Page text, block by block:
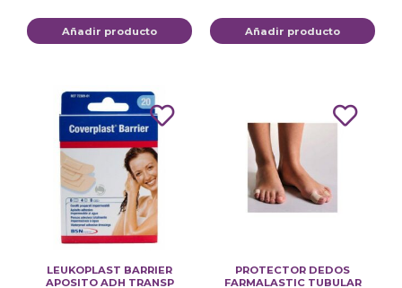
Añadir producto Añadir producto
LEUKOPLAST BARRIER
APOSITO ADH TRANSP
PROTECTOR DEDOS
FARMALASTIC TUBULAR